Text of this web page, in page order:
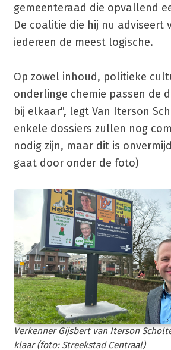
gemeenteraad die opvallend
De coalitie die hij nu adviseert
iedereen de meest logische.
Op zowel inhoud, politieke
onderlinge chemie passen de
bij elkaar", legt Van Iterson
enkele dossiers zullen nog
nodig zijn, maar dit is
gaat door onder de foto)
Verkenner Gijsbert van Iterson
klaar (foto: Streekstad Centraal)